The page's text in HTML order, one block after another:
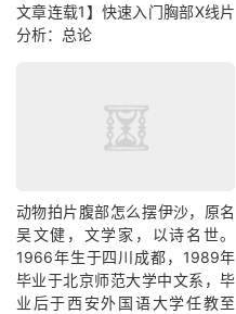
文章连载1】快速入门胸部X线片
分析：总论
动物拍片腹部怎么摆​伊沙，原名
吴文健，文学家，以诗名世。
1966年生于四川成都，1989年
毕业于北京师范大学中文系，毕
业后于西安外国语大学任教至